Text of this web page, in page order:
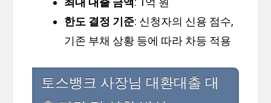
한도 결정 기준: 신청자의 신용 점수,
기존 부채 상황 등에 따라 차등 적용
토스뱅크 사장님 대환대출 대